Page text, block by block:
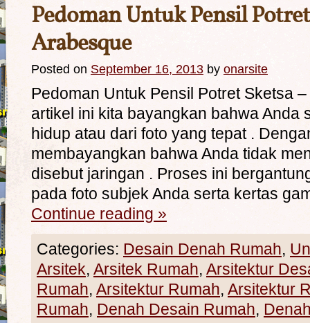
Pedoman Untuk Pensil
Arabesque
Posted on September 16, 2013 by onarsite
Pedoman Untuk Pensil Potret Sketsa
artikel ini kita bayangkan bahwa Anda
hidup atau dari foto yang tepat .
membayangkan bahwa Anda tidak
disebut jaringan . Proses ini
pada foto subjek Anda serta kertas
Continue reading »
Categories: Desain Denah Rumah,
Arsitek, Arsitek Rumah, Arsitektur
Rumah, Arsitektur Rumah, Arsitektur
Rumah, Denah Desain Rumah,